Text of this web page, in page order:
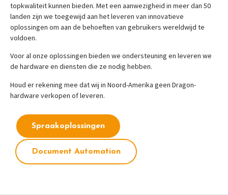
topkwaliteit kunnen bieden. Met een aanwezigheid in meer dan 50
landen zijn we toegewijd aan het leveren van innovatieve
oplossingen om aan de behoeften van gebruikers wereldwijd te
voldoen.
Voor al onze oplossingen bieden we ondersteuning en leveren we
de hardware en diensten die ze nodig hebben.
Houd er rekening mee dat wij in Noord-Amerika geen Dragon-
hardware verkopen of leveren.
Spraakoplossingen
Document Automation